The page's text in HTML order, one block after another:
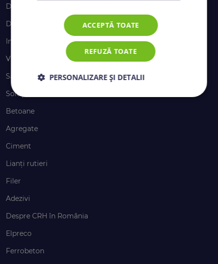
Despre grupul CRH
De ce să ne alegi
Inovație
Viitor sustenabil
Sănătatea și siguranța în muncă
Soluții
Betoane
Agregate
Ciment
Lianți rutieri
Filer
Adezivi
Despre CRH în România
Elpreco
Ferrobeton
ACCEPTĂ TOATE
REFUZĂ TOATE
PERSONALIZARE ȘI DETALII